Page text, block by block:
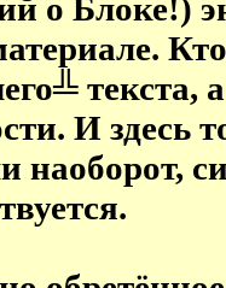
о Блоке!)
текста,
И здесь
наоборот,